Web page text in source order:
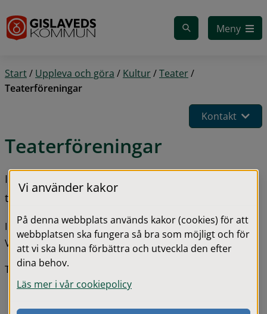
Meny
Start/ Uppleva och göra / Kultur/Teater/
Teaterföreningar
Kontakt
Teaterföreningar
I kommunen finns också ett flertal
teaterföreningar.
I samband med teaterspelet Teaterresan - en resa i
Västbo tider bildades flera teaterföreningar.
Till dessa hör:
Vi använder kakor
På denna webbplats används kakor (cookies) för att
webbplatsen ska fungera så bra som möjligt och för
att vi ska kunna förbättra och utveckla den efter
dina behov.
Läs mer i vår cookiepolicy